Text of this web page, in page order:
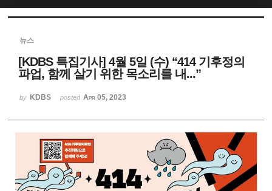
뉴스
[KDBS 특집기사] 4월 5일 (수) “414 기후정의
파업, 함께 살기 위한 목소리를 내...”
by KDBS posted Apr 05, 2023
Sketchbook5, 스케치북5
Sketchbook5, 스케치북5